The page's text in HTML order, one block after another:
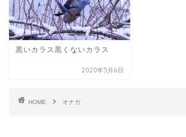
黒いカラス黒くないカラス
2020年5月6日
HOME オナガ